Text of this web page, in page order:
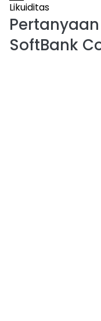
Likuiditas
SoftBank